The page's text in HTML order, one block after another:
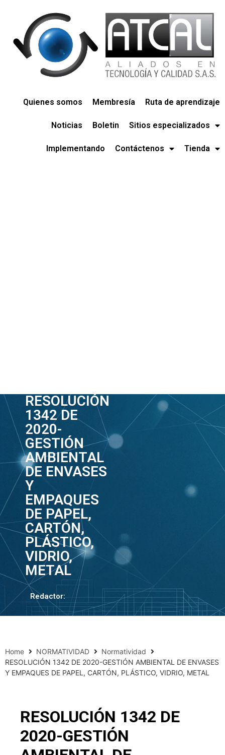
Quienes somos Membresía Ruta de aprendizaje
Noticias Boletin Sitios especializados
Implementando Contáctenos Tienda
RESOLUCIÓN
1342 DE
2020-
GESTIÓN
AMBIENTAL
DE ENVASES
Y
EMPAQUES
DE PAPEL,
CARTÓN,
PLÁSTICO,
VIDRIO,
METAL
Redactor:
Home NORMATIVIDAD
Normatividad
RESOLUCIÓN 1342 DE 2020-GESTIÓN AMBIENTAL DE ENVASES
Y EMPAQUES DE PAPEL, CARTÓN, PLÁSTICO, VIDRIO, METAL
RESOLUCIÓN 1342 DE
2020-GESTIÓN